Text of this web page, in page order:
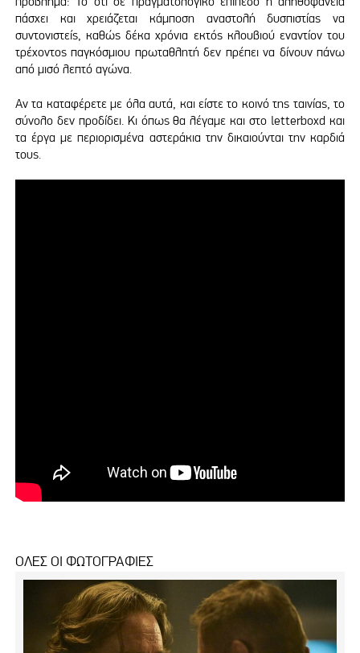
πάσχει και χρειάζεται κάμποση αναστολή δυσπιστίας να
συντονιστείς, καθώς δέκα χρόνια εκτός κλουβιού εναντίον του
τρέχοντος παγκόσμιου πρωταθλητή δεν πρέπει να δίνουν πάνω
από μισό λεπτό αγώνα.
Αν τα καταφέρετε με όλα αυτά, και είστε το κοινό της ταινίας, το
σύνολο δεν προδίδει. Κι όπως θα λέγαμε και στο letterboxd και
τα έργα με περιορισμένα αστεράκια την δικαιούνται την καρδιά
τους.
ΟΛΕΣ ΟΙ ΦΩΤΟΓΡΑΦΙΕΣ